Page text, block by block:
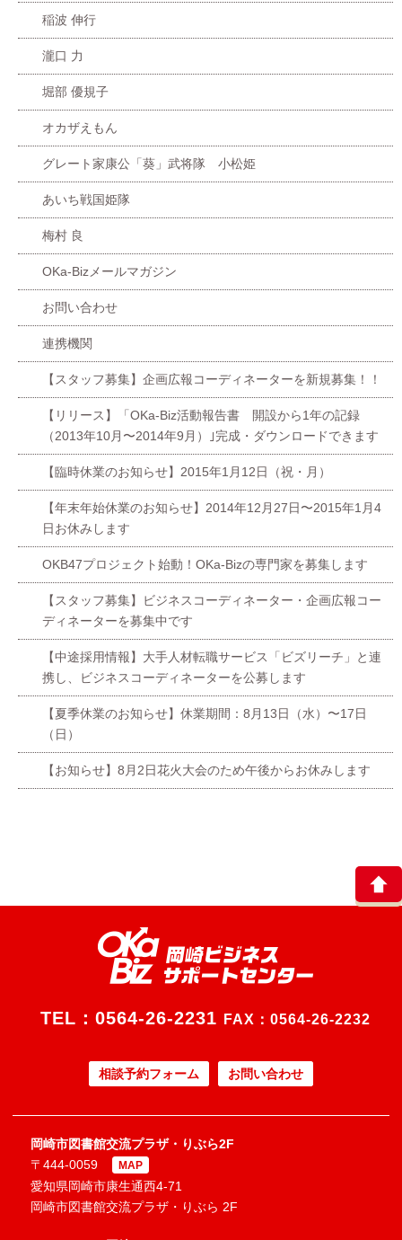
稲波 伸行
瀧口 力
堀部 優規子
オカザえもん
グレート家康公「葵」武将隊 小松姫
あいち戦国姫隊
梅村 良
OKa-Bizメールマガジン
お問い合わせ
連携機関
【スタッフ募集】企画広報コーディネーターを新規募集！！
【リリース】「OKa-Biz活動報告書 開設から1年の記録
（2013年10月〜2014年9月）｣完成・ダウンロードできます
【臨時休業のお知らせ】2015年1月12日（祝・月）
【年末年始休業のお知らせ】2014年12月27日〜2015年1月4
日お休みします
OKB47プロジェクト始動！OKa-Bizの専門家を募集します
【スタッフ募集】ビジネスコーディネーター・企画広報コー
ディネーターを募集中です
【中途採用情報】大手人材転職サービス「ビズリーチ」と連
携し、ビジネスコーディネーターを公募します
【夏季休業のお知らせ】休業期間：8月13日（水）〜17日
（日）
【お知らせ】8月2日花火大会のため午後からお休みします
TEL： 0564-26-2231 FAX：0564-26-2232
相談予約フォーム お問い合わせ
岡崎市図書館交流プラザ・りぶら2F
〒444-0059
MAP
愛知県岡崎市康生通西4-71
岡崎市図書館交流プラザ・りぶら 2F